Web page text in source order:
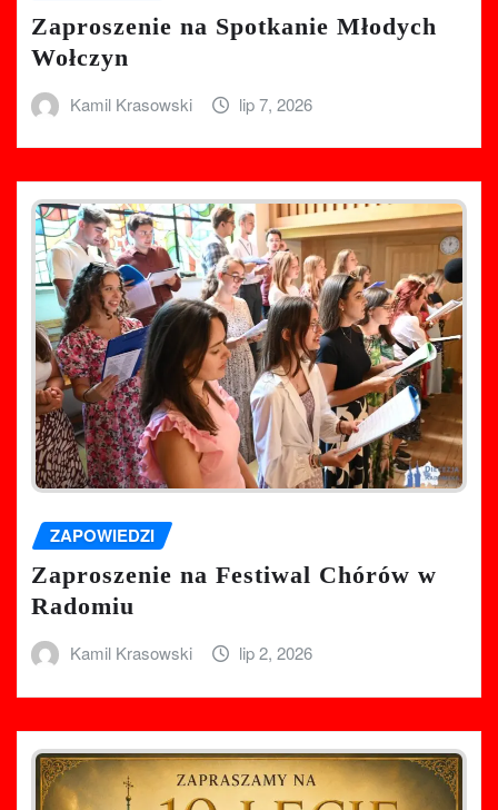
Zaproszenie na Spotkanie Młodych
Wołczyn
Kamil Krasowski lip 7, 2026
ZAPOWIEDZI
Zaproszenie na Festiwal Chórów w
Radomiu
Kamil Krasowski lip 2, 2026